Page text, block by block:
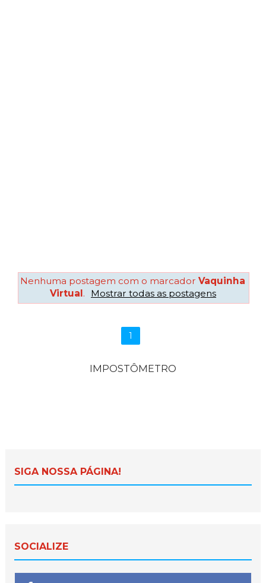
Nenhuma postagem com o marcadorVaquinha
Virtual . Mostrar todas as postagens
1
IMPOSTÔMETRO
SIGA NOSSA PÁGINA!
SOCIALIZE